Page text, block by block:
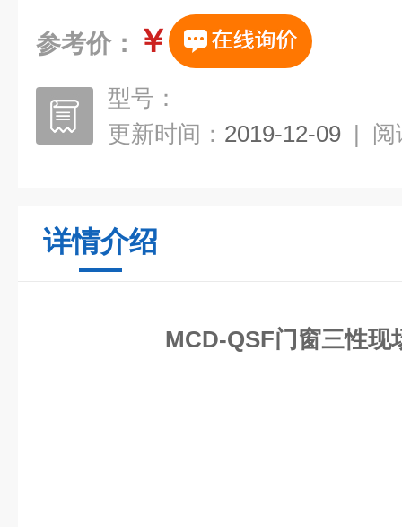
参考价： ￥
型号：
更新时间： 2019-12-09 | 阅
详情介绍
MCD-QSF门窗三性现